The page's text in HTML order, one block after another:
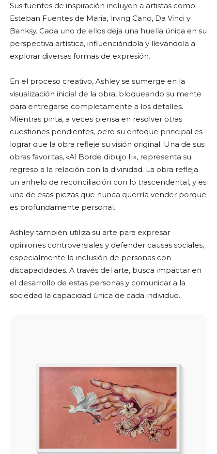
Sus fuentes de inspiración incluyen a artistas como
Esteban Fuentes de Maria, Irving Cano, Da Vinci y
Banksy. Cada uno de ellos deja una huella única en su
perspectiva artística, influenciándola y llevándola a
explorar diversas formas de expresión.
En el proceso creativo, Ashley se sumerge en la
visualización inicial de la obra, bloqueando su mente
para entregarse completamente a los detalles.
Mientras pinta, a veces piensa en resolver otras
cuestiones pendientes, pero su enfoque principal es
lograr que la obra refleje su visión original. Una de sus
obras favoritas, «Al Borde dibujo II», representa su
regreso a la relación con la divinidad. La obra refleja
un anhelo de reconciliación con lo trascendental, y es
una de esas piezas que nunca querría vender porque
es profundamente personal.
Ashley también utiliza su arte para expresar
opiniones controversiales y defender causas sociales,
especialmente la inclusión de personas con
discapacidades. A través del arte, busca impactar en
el desarrollo de estas personas y comunicar a la
sociedad la capacidad única de cada individuo.